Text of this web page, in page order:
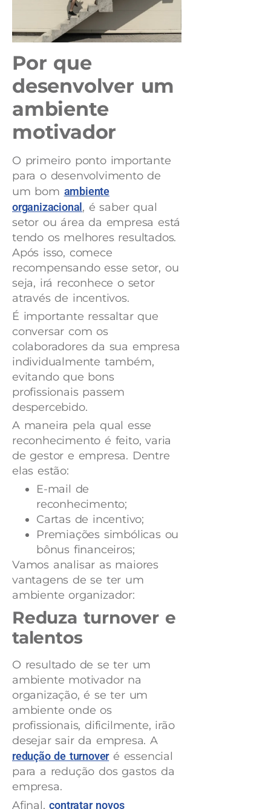
Por que
desenvolver um
ambiente
motivador
O primeiro ponto importante
para o desenvolvimento de
um bom ambiente
organizacional, é saber qual
setor ou área da empresa está
tendo os melhores resultados.
Após isso, comece
recompensando esse setor, ou
seja, irá reconhece o setor
através de incentivos.
É importante ressaltar que
conversar com os
colaboradores da sua empresa
individualmente também,
evitando que bons
profissionais passem
despercebido.
A maneira pela qual esse
reconhecimento é feito, varia
de gestor e empresa. Dentre
elas estão:
E-mail de
reconhecimento;
Cartas de incentivo;
Premiações simbólicas ou
bônus financeiros;
Vamos analisar as maiores
vantagens de se ter um
ambiente organizador:
Reduza turnover e
talentos
O resultado de se ter um
ambiente motivador na
organização, é se ter um
ambiente onde os
profissionais, dificilmente, irão
desejar sair da empresa. A
redução de turnoveré essencial
para a redução dos gastos da
empresa.
Afinal,contratar novos